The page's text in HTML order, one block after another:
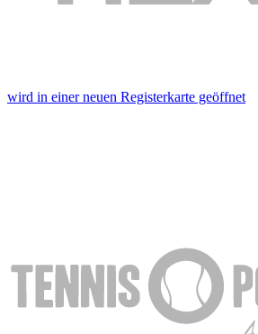
wird in einer neuen Registerkarte geöffnet